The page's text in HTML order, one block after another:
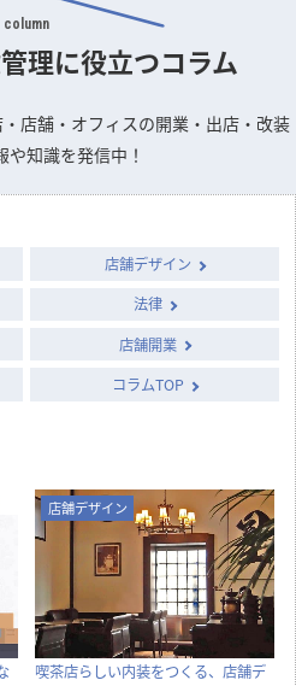
・助成金の概要と申請のポイン
column
理に役立つコラム
店舗・オフィスの開業・出店・改装
や知識を発信中！